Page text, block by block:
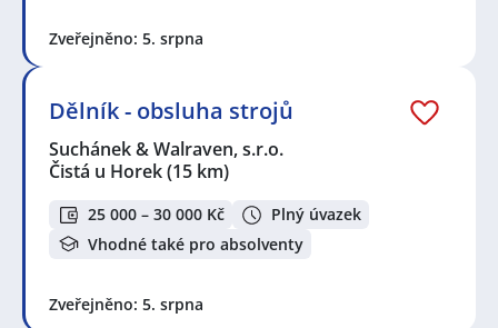
Zveřejněno: 5. srpna
Dělník - obsluha strojů
Suchánek & Walraven, s.r.o.
Čistá u Horek(15 km)
25 000 – 30 000 Kč
Plný úvazek
Vhodné také pro absolventy
Zveřejněno: 5. srpna